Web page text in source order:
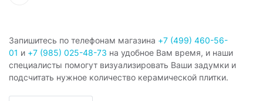
Запишитесь по телефонам магазина +7 (499) 460-56-
01 и +7 (985) 025-48-73 на удобное Вам время, и наши
специалисты помогут визуализировать Ваши задумки и
подсчитать нужное количество керамической плитки.